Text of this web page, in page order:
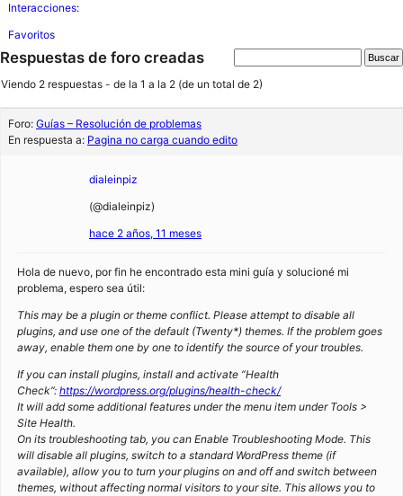
Interacciones:
Favoritos
Respuestas de foro creadas
Viendo 2 respuestas - de la 1 a la 2 (de un total de 2)
Foro: Guías – Resolución de problemas
En respuesta a: Pagina no carga cuando edito
dialeinpiz
(@dialeinpiz)
hace 2 años, 11 meses
Hola de nuevo, por fin he encontrado esta mini guía y solucioné mi
problema, espero sea útil:
This may be a plugin or theme conflict. Please attempt to disable all
plugins, and use one of the default (Twenty*) themes. If the problem goes
away, enable them one by one to identify the source of your troubles.
If you can install plugins, install and activate “Health
Check”: https://wordpress.org/plugins/health-check/
It will add some additional features under the menu item under Tools >
Site Health.
On its troubleshooting tab, you can Enable Troubleshooting Mode. This
will disable all plugins, switch to a standard WordPress theme (if
available), allow you to turn your plugins on and off and switch between
themes, without affecting normal visitors to your site. This allows you to